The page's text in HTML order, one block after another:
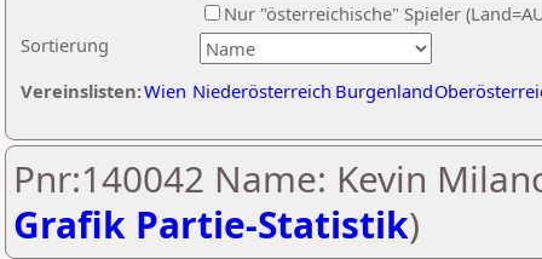
Sortierung
Nur "österreichische" Spieler
Vereinslisten:Wien Niederösterreich Burgenland
Pnr:140042 Name: Kevin
Grafik Partie-Statistik)